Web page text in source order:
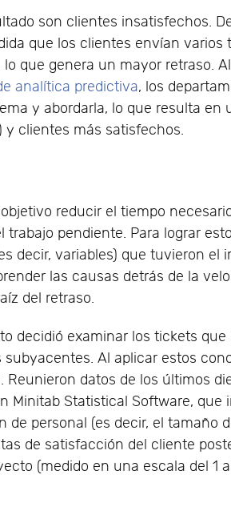
son clientes insatisfechos.
que los clientes envían varios
que genera un mayor retraso.
analítica predictiva, los
y abordarla, lo que resulta en
y clientes más satisfechos.
reducir el tiempo
pendiente. Para lograr
decir, variables) que tuvieron el
las causas detrás de la
del retraso.
decidió examinar los tickets que
Al aplicar estos
datos de los últimos
Minitab Statistical Software, que
personal (es decir, el tamaño
de satisfacción del cliente
(medido en una escala del 1